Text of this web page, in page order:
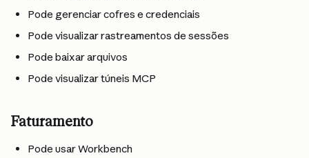
Pode gerenciar cofres e credenciais
Pode visualizar rastreamentos de sessões
Pode baixar arquivos
Pode visualizar túneis MCP
Faturamento
Pode usar Workbench